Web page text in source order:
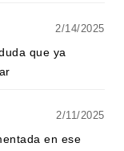
2/14/2025
que ya
2/11/2025
en ese